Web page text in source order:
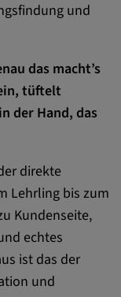
und
das macht’s
tüftelt
der Hand, das
direkte
Lehrling bis zum
Kundenseite,
echtes
ist das der
und
des
Websites